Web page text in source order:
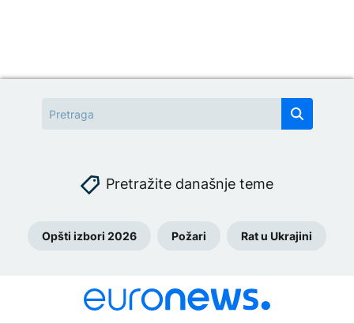
Pretražite današnje teme
Opšti izbori 2026 Požari Rat u Ukrajini